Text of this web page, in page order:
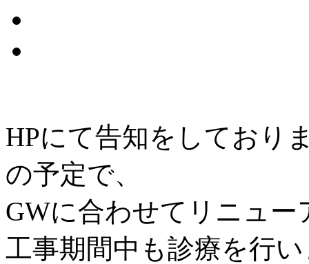
HPにて告知をしており
の予定で、
GWに合わせてリニュ
工事期間中も診療を行